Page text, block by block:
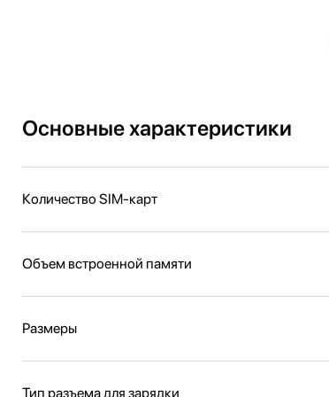
Основные характеристики
Количество SIM-карт
Объем встроенной памяти
Размеры
Тип разъема для зарядки